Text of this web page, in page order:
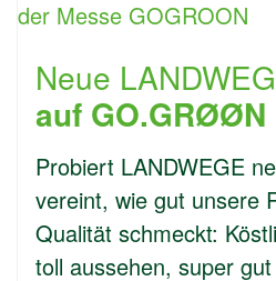
Neue
auf GO.GRØØN
Probiert LANDWEGE
vereint, wie gut unsere
Qualität schmeckt:
toll aussehen, super